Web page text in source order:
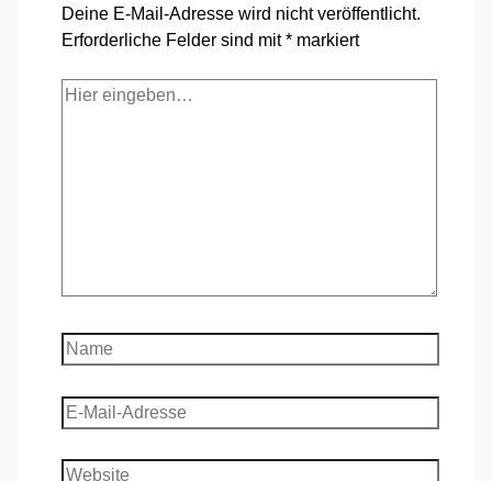
Deine E-Mail-Adresse wird nicht veröffentlicht.
Erforderliche Felder sind mit* markiert
Hier
Name
E-
Mail-
Adresse
Website